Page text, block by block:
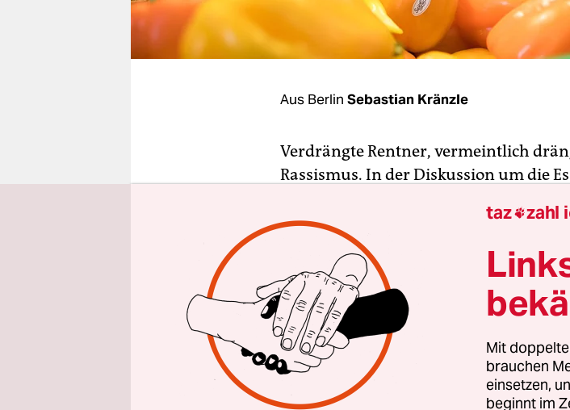
unterstützen
abo
Aus Berlin Sebastian Kränzle
Verdrängte Rentner, vermeintlich
Rassismus. In der Diskussion um die
Lebensmittel in Zukunft aussehen
Antworten auf diese Frage
bei einer gemeinsamen
geben. Die mehr als 30
Arbeiterwohlfahrt, der Paritätische
die Debatte um die Essener Tafel. Im
entschieden, aufgrund von
taz zahl
Mit
brauchen
einsetzen,
beginnt im